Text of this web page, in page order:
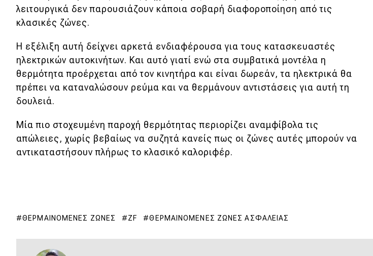
Παρουσιάσεις
DRIVE Away
MOTO
Μεταχειρισμένο
Οδηγός αγοράς
Συμβουλές
Οδική βοήθεια
λειτουργικά δεν παρουσιάζουν κάποια σοβαρή διαφοροποίηση από τις
κλασικές ζώνες.
Η εξέλιξη αυτή δείχνει αρκετά ενδιαφέρουσα για τους κατασκευαστές
ηλεκτρικών αυτοκινήτων. Και αυτό γιατί ενώ στα συμβατικά μοντέλα η
θερμότητα προέρχεται από τον κινητήρα και είναι δωρεάν, τα ηλεκτρικά θα
πρέπει να καταναλώσουν ρεύμα και να θερμάνουν αντιστάσεις για αυτή τη
δουλειά.
Μία πιο στοχευμένη παροχή θερμότητας περιορίζει αναμφίβολα τις
απώλειες, χωρίς βεβαίως να συζητά κανείς πως οι ζώνες αυτές μπορούν να
αντικαταστήσουν πλήρως το κλασικό καλοριφέρ.
ΘΕΡΜΑΙΝΌΜΕΝΕΣ ΖΏΝΕΣ ZF ΘΕΡΜΑΙΝΌΜΕΝΕΣ ΖΏΝΕΣ ΑΣΦΑΛΕΊΑΣ